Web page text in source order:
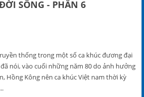
SỐNG - PHẦN 6
thống trong một số ca khúc đương đại
nói, vào cuối những năm 80 do ảnh hưởng
Hồng Kông nên ca khúc Việt nam thời kỳ